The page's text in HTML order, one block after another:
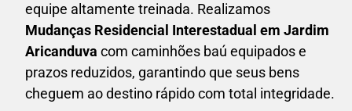
equipe altamente treinada. Realizamos
Mudanças Residencial Interestadual em Jardim
Aricanduva com caminhões baú equipados e
prazos reduzidos, garantindo que seus bens
cheguem ao destino rápido com total integridade.